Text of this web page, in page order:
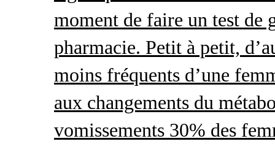
moment de faire un test de
pharmacie. Petit à petit,
moins fréquents d’une
aux changements du
vomissements 30% des